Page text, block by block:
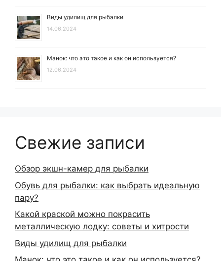
Виды удилищ для рыбалки
14.06.2024
Манок: что это такое и как он используется?
12.06.2024
Свежие записи
Обзор экшн-камер для рыбалки
Обувь для рыбалки: как выбрать идеальную
пару?
Какой краской можно покрасить
металлическую лодку: советы и хитрости
Виды удилищ для рыбалки